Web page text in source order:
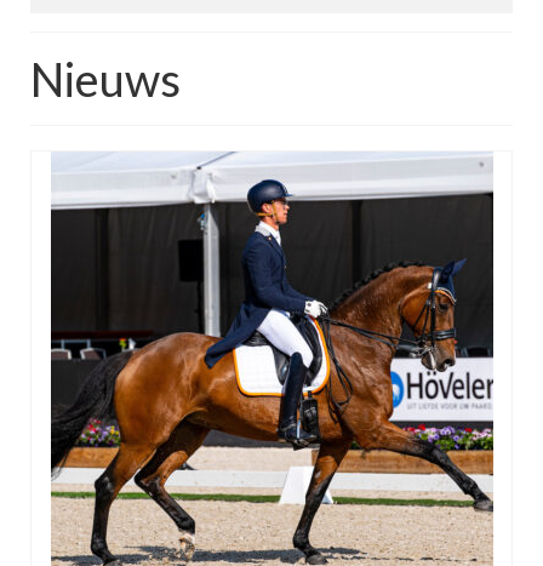
Startlijsten & Uitslagen
Deelnemers
Tickets
Zakelijk
Pers
Contact
Kom gezellig helpen tijdens het NK Dressuur!
Nieuws